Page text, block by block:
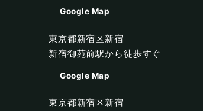
Google Map
東京都新宿区新宿
新宿御苑前駅から徒歩すぐ
Google Map
東京都新宿区新宿